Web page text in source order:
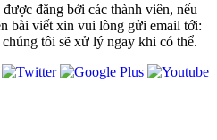
đăng bởi các thành viên, nếu
bài viết xin vui lòng gửi email tới:
tôi sẽ xử lý ngay khi có thể.